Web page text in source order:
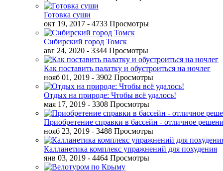
Готовка суши
окт 19, 2017 - 4733 Просмотры
Сибирский город Томск
авг 24, 2020 - 3344 Просмотры
Как поставить палатку и обустроиться на ночлег
нояб 01, 2019 - 3902 Просмотры
Отдых на природе: Чтобы всё удалось!
мая 17, 2019 - 3308 Просмотры
Приобретение справки в бассейн - отличное
нояб 23, 2019 - 3488 Просмотры
Калланетика комплекс упражнений для похудения
янв 03, 2019 - 4464 Просмотры